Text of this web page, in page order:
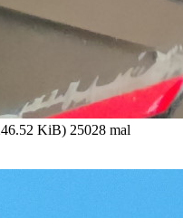
KiB) 25028 mal